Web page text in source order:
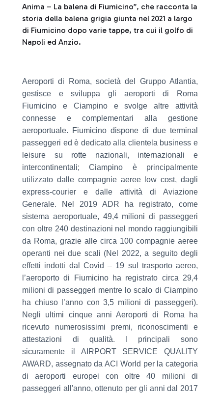
Anima – La balena di Fiumicino”, che racconta la
storia della balena grigia giunta nel 2021 a largo
di Fiumicino dopo varie tappe, tra cui il golfo di
Napoli ed Anzio.
Aeroporti di Roma, società del Gruppo Atlantia,
gestisce e sviluppa gli aeroporti di Roma
Fiumicino e Ciampino e svolge altre attività
connesse e complementari alla gestione
aeroportuale. Fiumicino dispone di due terminal
passeggeri ed è dedicato alla clientela business e
leisure su rotte nazionali, internazionali e
intercontinentali; Ciampino è principalmente
utilizzato dalle compagnie aeree low cost, dagli
express-courier e dalle attività di Aviazione
Generale. Nel 2019 ADR ha registrato, come
sistema aeroportuale, 49,4 milioni di passeggeri
con oltre 240 destinazioni nel mondo raggiungibili
da Roma, grazie alle circa 100 compagnie aeree
operanti nei due scali (Nel 2022, a seguito degli
effetti indotti dal Covid – 19 sul trasporto aereo,
l’aeroporto di Fiumicino ha registrato circa 29,4
milioni di passeggeri mentre lo scalo di Ciampino
ha chiuso l’anno con 3,5 milioni di passeggeri).
Negli ultimi cinque anni Aeroporti di Roma ha
ricevuto numerosissimi premi, riconoscimenti e
attestazioni di qualità. I principali sono
sicuramente il AIRPORT SERVICE QUALITY
AWARD, assegnato da ACI World per la categoria
di aeroporti europei con oltre 40 milioni di
passeggeri all'anno, ottenuto per gli anni dal 2017